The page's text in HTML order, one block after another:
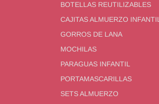
BOTELLAS REUTILIZABLES
CAJITAS ALMUERZO INFANTIL
GORROS DE LANA
MOCHILAS
PARAGUAS INFANTIL
PORTAMASCARILLAS
SETS ALMUERZO